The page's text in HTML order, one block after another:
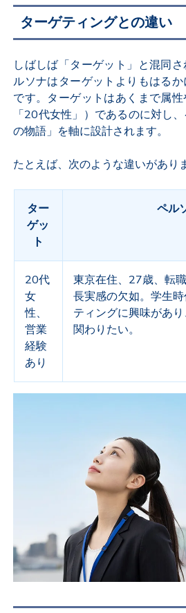
ターゲティングとの違い
しばしば「ターゲット」と混同
ルソナはターゲットよりもはる
です。ターゲットはあくまで属性
「20代女性」）であるのに対し
の物語」を軸に設計されます。
たとえば、次のような違いがあり
ター
ゲッ
ト
ペル
20代
女
性、
営業
経験
あり
東京在住、27歳、転
長実感の欠如。学生
ティングに興味があ
関わりたい。